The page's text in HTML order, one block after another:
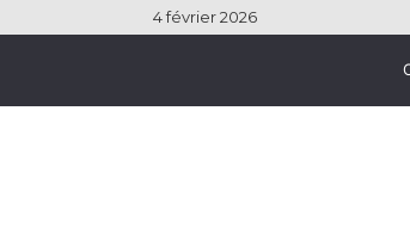
4 février 2026